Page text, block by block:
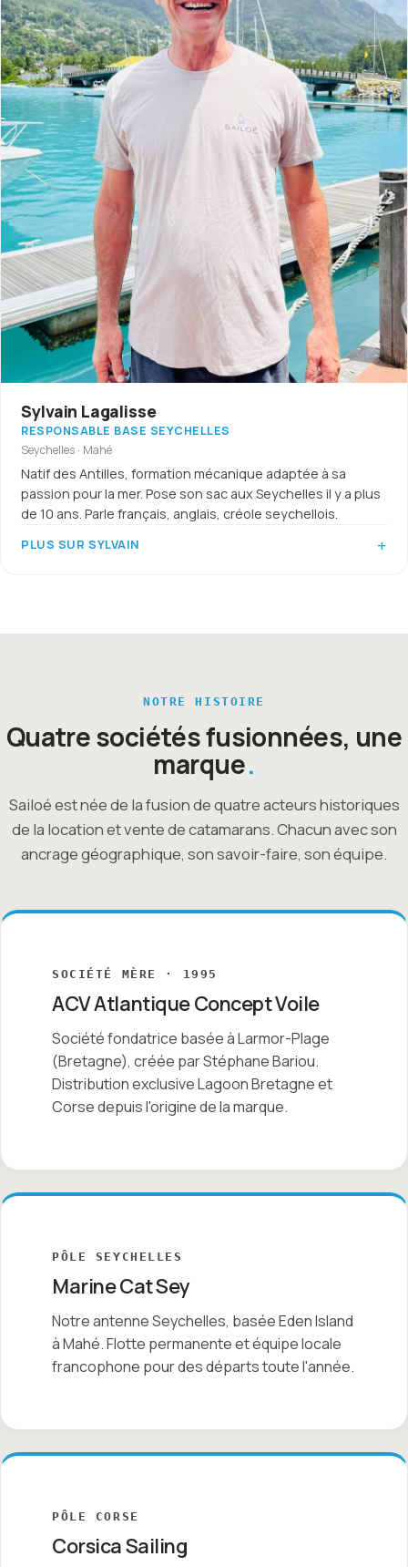
Sylvain Lagalisse
RESPONSABLE BASE SEYCHELLES
Seychelles · Mahé
Natif des Antilles, formation mécanique adaptée à sa
passion pour la mer. Pose son sac aux Seychelles il y a plus
de 10 ans. Parle français, anglais, créole seychellois.
PLUS SUR SYLVAIN
NOTRE HISTOIRE
Quatre sociétés fusionnées, une
marque
Sailoé est née de la fusion de quatre acteurs historiques
de la location et vente de catamarans. Chacun avec son
ancrage géographique, son savoir-faire, son équipe.
SOCIÉTÉ MÈRE · 1995
ACV Atlantique Concept Voile
Société fondatrice basée à Larmor-Plage
(Bretagne), créée par Stéphane Bariou.
Distribution exclusive Lagoon Bretagne et
Corse depuis l'origine de la marque.
PÔLE SEYCHELLES
Marine Cat Sey
Notre antenne Seychelles, basée Eden Island
à Mahé. Flotte permanente et équipe locale
francophone pour des départs toute l'année.
PÔLE CORSE
Corsica Sailing